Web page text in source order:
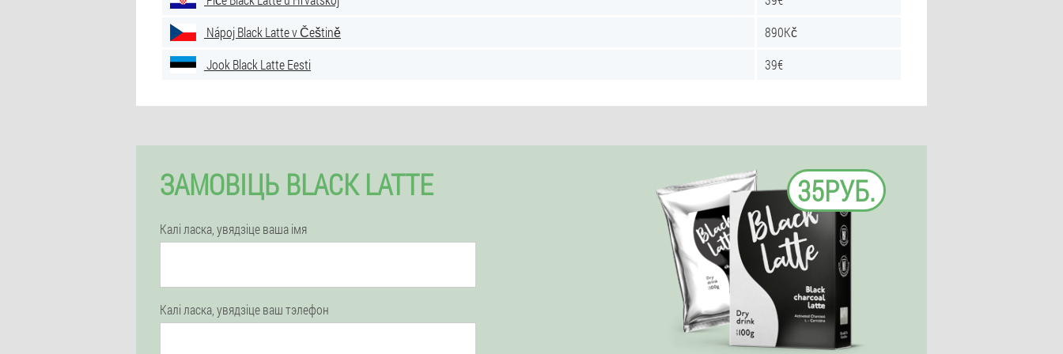
Nápoj Black Latte v Češtině
890Kč
Jook Black Latte Eesti
39€
ЗАМОВІЦЬ BLACK LATTE
Калі ласка, увядзіце ваша імя
Калі ласка, увядзіце ваш тэлефон
35РУБ.